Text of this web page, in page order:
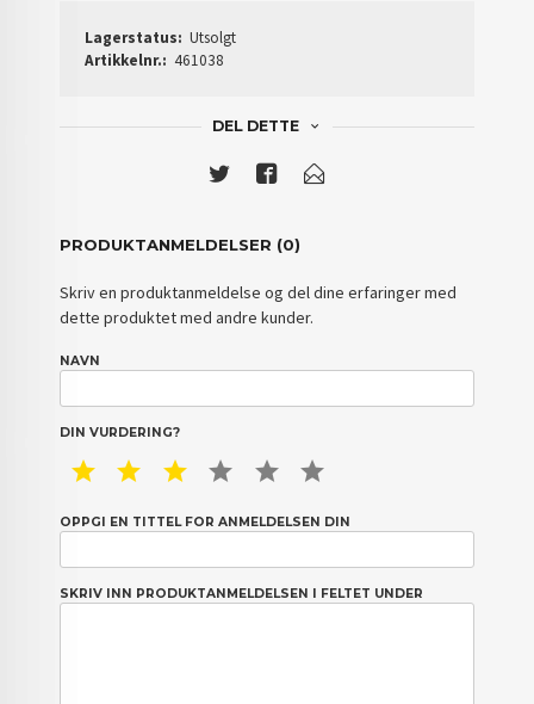
Lagerstatus: Utsolgt
Artikkelnr.: 461038
DEL DETTE
PRODUKTANMELDELSER (0)
Skriv en produktanmeldelse og del dine erfaringer med
dette produktet med andre kunder.
NAVN
DIN VURDERING?
1 STAR2 STAR3 STAR4 STAR5 STAR
OPPGI EN TITTEL FOR ANMELDELSEN DIN
SKRIV INN PRODUKTANMELDELSEN I FELTET UNDER